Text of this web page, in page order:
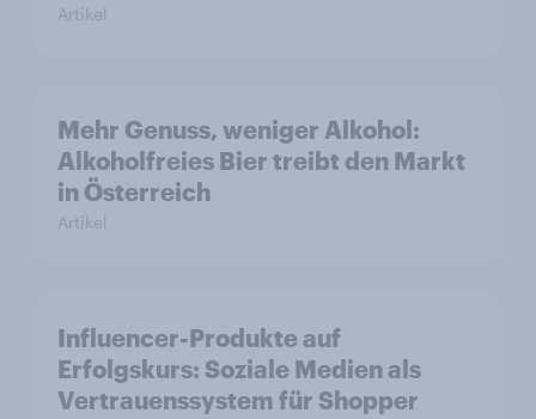
Artikel
Mehr Genuss, weniger Alkohol:
Alkoholfreies Bier treibt den Markt
in Österreich
Artikel
Influencer-Produkte auf
Erfolgskurs: Soziale Medien als
Vertrauenssystem für Shopper